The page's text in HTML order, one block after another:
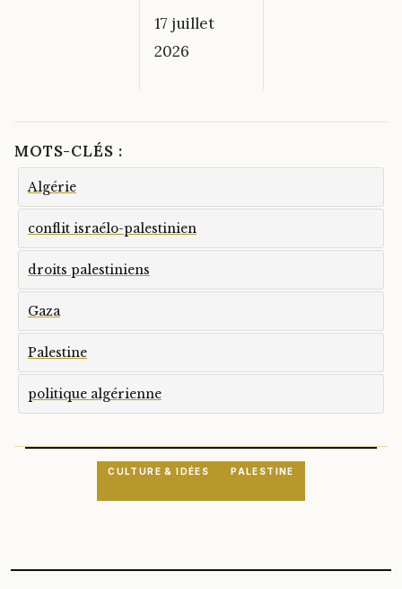
17 juillet
2026
MOTS-CLÉS :
Algérie
conflit israélo-palestinien
droits palestiniens
Gaza
Palestine
politique algérienne
CULTURE & IDÉES PALESTINE